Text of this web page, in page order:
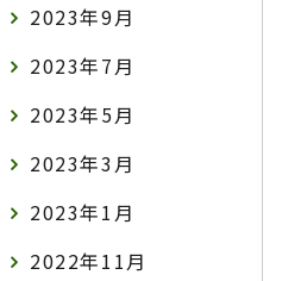
2023年9月
2023年7月
2023年5月
2023年3月
2023年1月
2022年11月